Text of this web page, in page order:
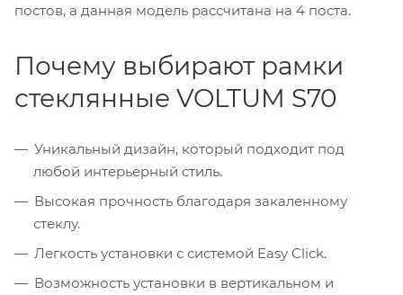
постов, а данная модель рассчитана на 4 поста.
Почему выбирают рамки
стеклянные VOLTUM S70
Уникальный дизайн, который подходит под
любой интерьерный стиль.
Высокая прочность благодаря закаленному
стеклу.
Легкость установки с системой Easy Click.
Возможность установки в вертикальном и